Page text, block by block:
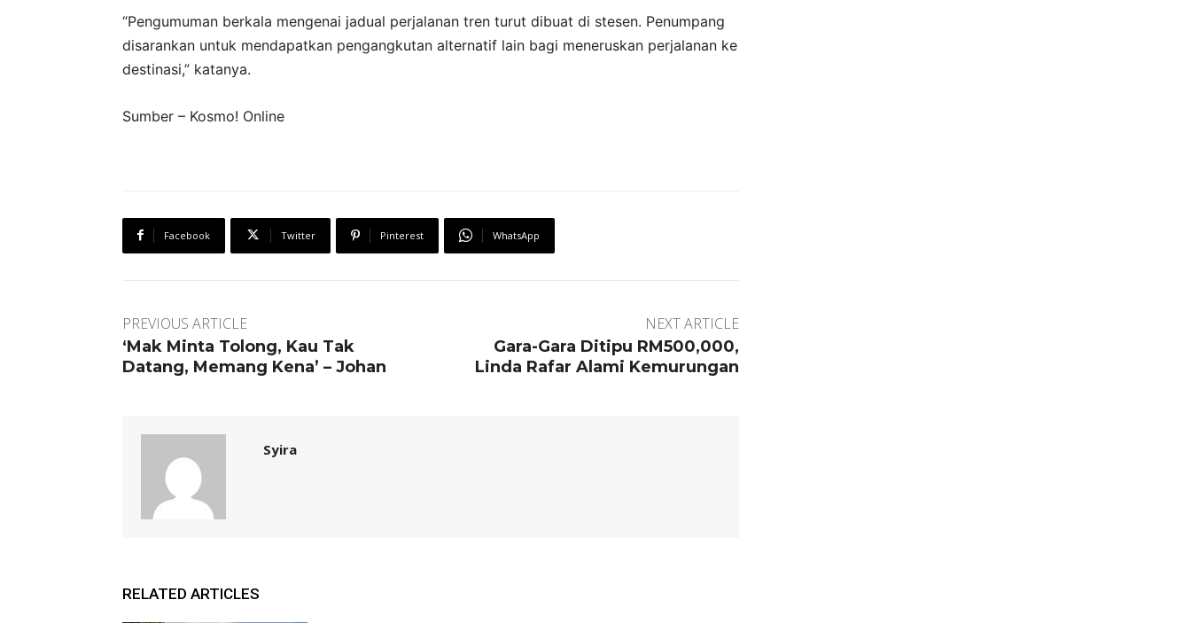
“Pengumuman berkala mengenai jadual perjalanan tren turut dibuat di stesen. Penumpang
disarankan untuk mendapatkan pengangkutan alternatif lain bagi meneruskan perjalanan ke
destinasi,” katanya.
Sumber – Kosmo! Online
Facebook Twitter Pinterest WhatsApp
PREVIOUS ARTICLE
‘Mak Minta Tolong, Kau Tak
Datang, Memang Kena’ – Johan
NEXT ARTICLE
Gara-Gara Ditipu RM500,000,
Linda Rafar Alami Kemurungan
Syira
RELATED ARTICLES